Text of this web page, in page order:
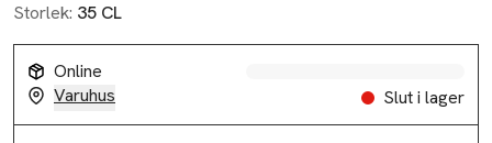
Storlek: 35 CL
Online
Varuhus
Slut i lager